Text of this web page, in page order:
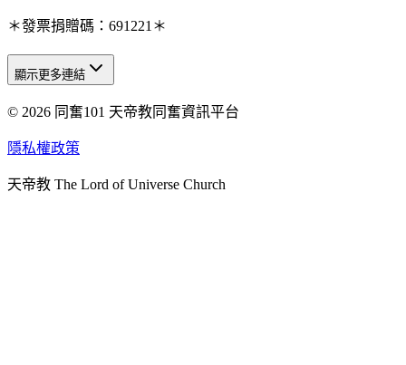
＊發票捐贈碼：691221＊
天人研究總院
天人研究學院
天人炁功院
顯示更多連結
© 2026 同奮101 天帝教同奮資訊平台
隱私權政策
天帝教 The Lord of Universe Church